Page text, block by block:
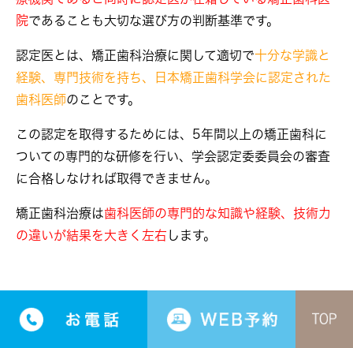
院であることも大切な選び方の判断基準です。
認定医とは、矯正歯科治療に関して適切で十分な学識と
経験、専門技術を持ち、日本矯正歯科学会に認定された
歯科医師のことです。
この認定を取得するためには、5年間以上の矯正歯科に
ついての専門的な研修を行い、学会認定委委員会の審査
に合格しなければ取得できません。
矯正歯科治療は歯科医師の専門的な知識や経験、技術力
の違いが結果を大きく左右 します。